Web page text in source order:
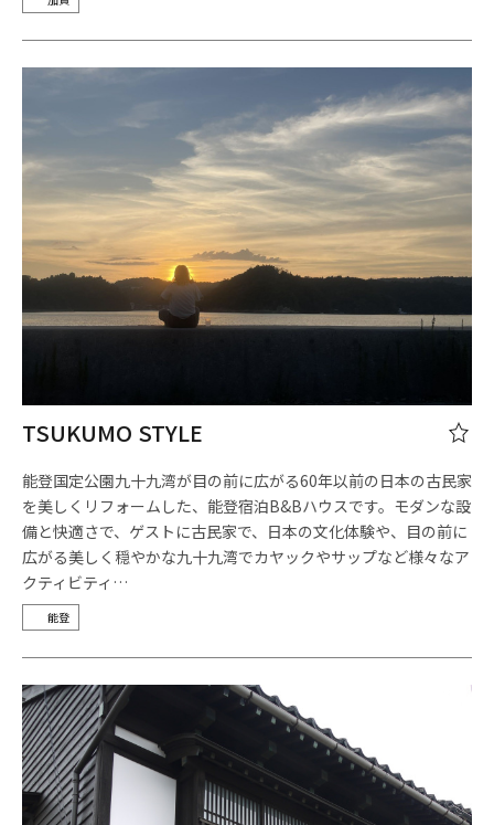
TSUKUMO STYLE
能登国定公園九十九湾が目の前に広がる60年以前の日本の古民家
を美しくリフォームした、能登宿泊B&Bハウスです。モダンな設
備と快適さで、ゲストに古民家で、日本の文化体験や、目の前に
広がる美しく穏やかな九十九湾でカヤックやサップなど様々なア
クティビティ…
能登